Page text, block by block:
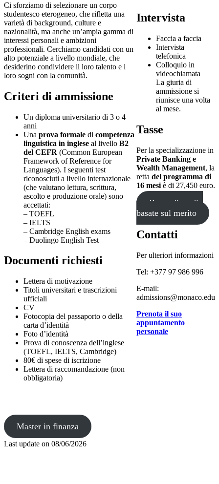
Ci sforziamo di selezionare un corpo
studentesco eterogeneo, che rifletta una
varietà di background, culture e
nazionalità, ma anche un’ampia gamma di
interessi personali e ambizioni
professionali. Cerchiamo candidati con un
alto potenziale a livello mondiale, che
desiderino condividere il loro talento e i
loro sogni con la comunità.
Criteri di ammissione
Un diploma universitario di 3 o 4
anni
Una prova formale di competenza
linguistica in inglese al livello B2
del CEFR (Common European
Framework of Reference for
Languages). I seguenti test
riconosciuti a livello internazionale
(che valutano lettura, scrittura,
ascolto e produzione orale) sono
accettati:
– TOEFL
– IELTS
– Cambridge English exams
– Duolingo English Test
Documenti richiesti
Lettera di motivazione
Titoli universitari e trascrizioni
ufficiali
CV
Fotocopia del passaporto o della
carta d’identità
Foto d’identità
Prova di conoscenza dell’inglese
(TOEFL, IELTS, Cambridge)
80€ di spese di iscrizione
Lettera di raccomandazione (non
obbligatoria)
Intervista
Faccia a faccia
Intervista
telefonica
Colloquio in
videochiamata
La giuria di
ammissione si
riunisce una volta
al mese.
Tasse
Per la specializzazione in
Private Banking e
Wealth Management, la
retta del programma di
16 mesi è di 27,450 euro.
Borse di studio
basate sul merito
Contatti
Per ulteriori informazioni
Tel: +377 97 986 996
E-mail:
admissions@monaco.edu
Prenota il suo
appuntamento
personale
Master in finanza
Last update on 08/06/2026